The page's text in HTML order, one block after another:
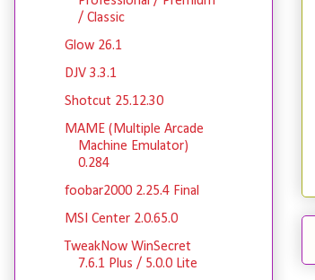
/ Classic
Glow 26.1
DJV 3.3.1
Shotcut 25.12.30
MAME (Multiple Arcade
Machine Emulator)
0.284
foobar2000 2.25.4 Final
MSI Center 2.0.65.0
TweakNow WinSecret
7.6.1 Plus / 5.0.0 Lite